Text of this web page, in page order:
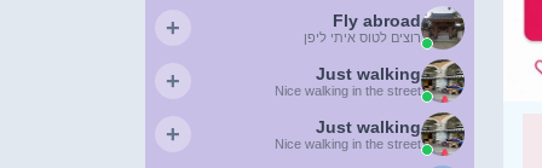
Fly abroad
רוצים לטוס איתי ליפן +
Just walking
Nice walking in the street
+
Just walking
Nice walking in the street
+